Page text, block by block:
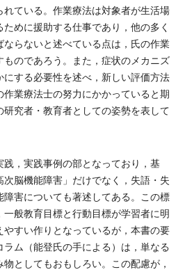
ている。作業療法は対象者が生活場
めに援助する仕事であり，他の多く
らないと述べている点は，氏の作業
のであろう。また，症状のメカニズ
にする必要性を述べ，新しい評価方法
業療法士の努力にかかっていると期
究者・教育者としての姿勢を表して
，実践事例の部となっており，基
脳機能障害」だけでなく，失語・失
害についても著述してある。この標
般教育目標と行動目標が学習者に明
すい作りとなっているが，本書の要
ム（能登氏の手による）は，単なる
としてもおもしろい。この配慮が，